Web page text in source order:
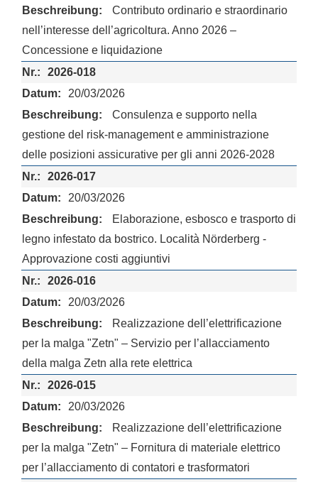
Contributo ordinario e straordinario
nell’interesse dell’agricoltura. Anno 2026 –
Concessione e liquidazione
2026-018
20/03/2026
Consulenza e supporto nella
gestione del risk-management e amministrazione
delle posizioni assicurative per gli anni 2026-2028
2026-017
20/03/2026
Elaborazione, esbosco e trasporto di
legno infestato da bostrico. Località Nörderberg -
Approvazione costi aggiuntivi
2026-016
20/03/2026
Realizzazione dell’elettrificazione
per la malga "Zetn" – Servizio per l’allacciamento
della malga Zetn alla rete elettrica
2026-015
20/03/2026
Realizzazione dell’elettrificazione
per la malga "Zetn" – Fornitura di materiale elettrico
per l’allacciamento di contatori e trasformatori